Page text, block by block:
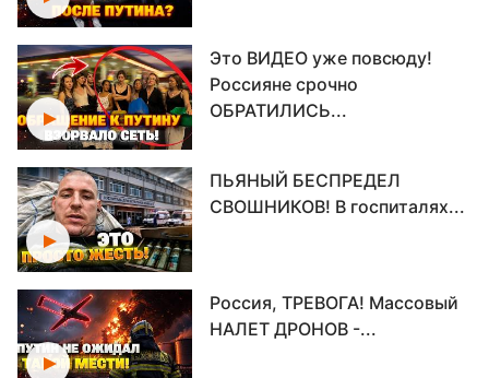
Это ВИДЕО уже повсюду!
Россияне срочно
ОБРАТИЛИСЬ...
ПЬЯНЫЙ БЕСПРЕДЕЛ
СВОШНИКОВ! В госпиталях...
Россия, ТРЕВОГА! Массовый
НАЛЕТ ДРОНОВ -...